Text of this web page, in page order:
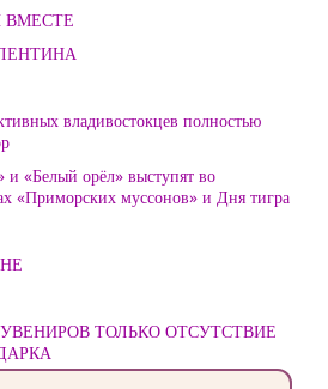
ВМЕСТЕ
владивостокцев полностью
«Белый орёл» выступят во
«Приморских муссонов» и Дня тигра
ТОЛЬКО ОТСУТСТВИЕ